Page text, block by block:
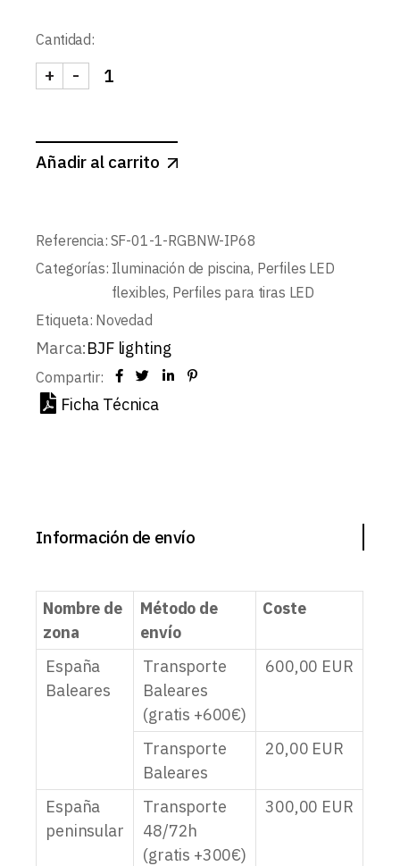
Cantidad:
TUBO SILICONA FLEXIBLE 16x16mm 24V 15W/
-
+
Añadir al carrito
Referencia: SF-01-1-RGBNW-IP68
Categorías: Iluminación de piscina, Perfiles LED
flexibles, Perfiles para tiras LED
Etiqueta: Novedad
Marca:BJF lighting
Compartir:
Ficha Técnica
Información de envío
Nombre de
zona
Método de
envío
Coste
España
Baleares
Transporte
Baleares
(gratis +600€)
600,00 EUR
Transporte
Baleares
20,00 EUR
España
peninsular
Transporte
48/72h
(gratis +300€)
300,00 EUR